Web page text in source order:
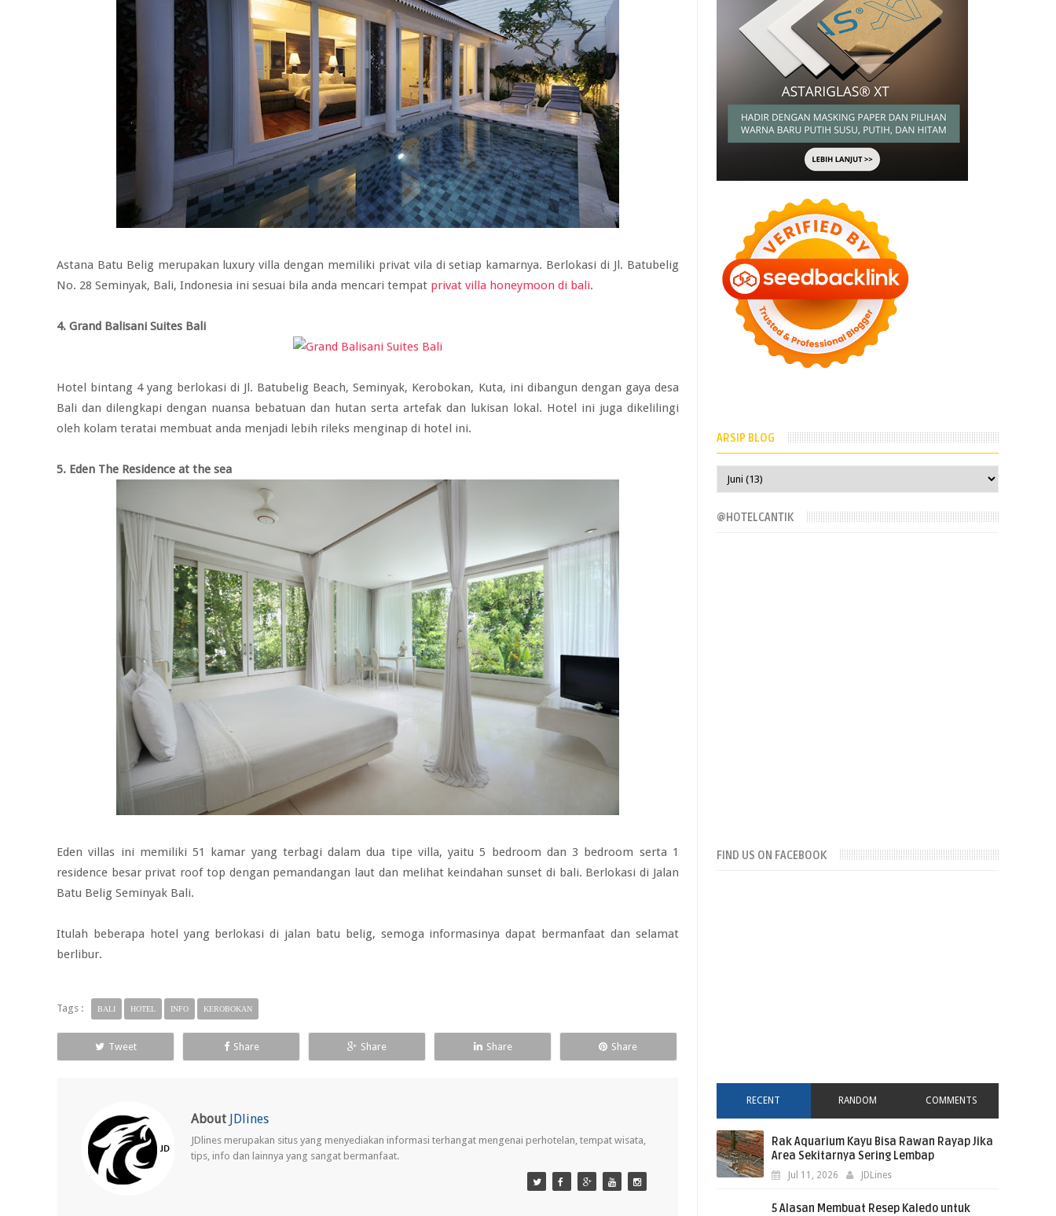
Astana Batu Belig merupakan luxury villa dengan memiliki privat vila di setiap kamarnya. Berlokasi di Jl. Batubelig
No. 28 Seminyak, Bali, Indonesia ini sesuai bila anda mencari tempat privat villa honeymoon di bali.
4. Grand Balisani Suites Bali
Hotel bintang 4 yang berlokasi di Jl. Batubelig Beach, Seminyak, Kerobokan, Kuta, ini dibangun dengan gaya desa
Bali dan dilengkapi dengan nuansa bebatuan dan hutan serta artefak dan lukisan lokal. Hotel ini juga dikelilingi
oleh kolam teratai membuat anda menjadi lebih rileks menginap di hotel ini.
5. Eden The Residence at the sea
Eden villas ini memiliki 51 kamar yang terbagi dalam dua tipe villa, yaitu 5 bedroom dan 3 bedroom serta 1
residence besar privat roof top dengan pemandangan laut dan melihat keindahan sunset di bali. Berlokasi di Jalan
Batu Belig Seminyak Bali.
Itulah beberapa hotel yang berlokasi di jalan batu belig, semoga informasinya dapat bermanfaat dan selamat
berlibur.
Tags : BALI HOTEL INFO KEROBOKAN
Tweet Share Share Share Share
About JDlines
JDlines merupakan situs yang menyediakan informasi terhangat mengenai perhotelan, tempat wisata,
tips, info dan lainnya yang sangat bermanfaat.
ARSIP BLOG
@HOTELCANTIK
FIND US ON FACEBOOK
RECENT RANDOM COMMENTS
Rak Aquarium Kayu Bisa Rawan Rayap Jika
Area Sekitarnya Sering Lembap
Jul 11, 2026 JDLines
5 Alasan Membuat Resep Kaledo untuk